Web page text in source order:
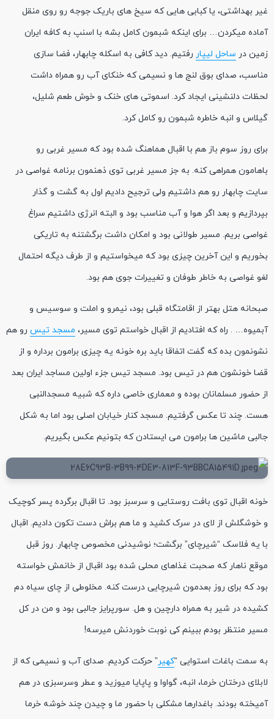
غیر بهداشتی، یا کبابی هایی که سیخ های باریک جوجه رو روی منقل
آماده میکردن… برای اینکه شبمون کامل بشه با اسنپ به کافه ایران
زمین در ساحل لیپار رفتیم. دید کافی به اسکله چابهار، فضا سازی
مناسب، صدای بوق لنج ها و نسیمی که خنکای آب رو همراه داشت
لحظات دلنشینی ایجاد کرد. اسموتی های خنک و خوش طعم شلیل،
گیلاس و انبه خاطره شبمون رو کامل کرد.
برای روز سوم باز هم با اقبال هماهنگ شده بود که مسیر غربی رو
باهامون همراهی کنه. به جز مسیر غربی توی ذهنمون برنامه غواصی در
سایت چابهار رو هم داشتیم ولی ترجیح دادیم اول به گشت و گذار
بپردازیم و بعد اگر هوا و آب مناسب بود و البته انرژی داشتیم سراغ
غواصی بریم. مسیر طولانی بود و امکان داشت برگشتنه به تاریکی
بخوریم و این آخرین چیزی بود که میخواستیم و از طرف دیگه احتمال
لغو غواصی به خاطر طوفان و تغییرات جوی هم بود.
صبحانه هتل بهتر از اقامتگاه قبلی بود، نیمرو و املت و سوسیس و
آبمیوه… . راه که افتادیم از اقبال خواستم توی مسیر، مسجد تیس رو هم
نشونمون بده که گفت اتفاقا باید بره خونه یه چیزی برامون برداره و از
قضا خونشون هم در تیس بود. مسجد تیس جزء اولین مساجد ایران بعد
از حضور مسلمانان بوده و معماری خاصی داره که شبیه مسجدالنبی
هست. چند تا عکس گرفتیم. مسجد کنار خیابان اصلی بود اما به شکل
جالبی ماشین ها برامون می ایستادن که بتونیم عکس بگیریم.
خونه اقبال توی بافت روستایی و سرسبز بود. تا اقبال برگرده پسر کوچیک
و خوشگلش از لای در سرک کشید و ما هم براش دست تکون دادیم. اقبال
با یه فلاسک “شیرچای” برگشت؛ نوشیدنی مخصوص چابهار. روز قبل
موقع ناهار که صحبت غذاهای محلی شده بود اقبال از خانمش خواسته
بود که برای روز بعدمون شیرچایی درست کنه. مخلوطی از چای سیاه دم
کشیده در شیر به همراه دارچین و هل. سورپرایز جالبی بود و من در کل
مسیر منتظر بودم ببینم کی نوبت خوردنش میرسه!
به سمت باغات استوایی “کهیر” حرکت کردیم. صدای آب و نسیمی که از
لابلای درختان خرما، انبه، گواوا و پاپایا میوزید و عطر وسرسبزی در هم
آمیخته بودند. باغدارها مشکلی با حضور ما و چیدن چند خوشه خرما